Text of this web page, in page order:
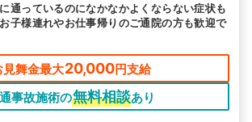
通っているのになかなかよくならない症状も
子様連れやお仕事帰りのご通院の方も歓迎で
見舞金最大20,000円支給
事故施術の無料相談あり